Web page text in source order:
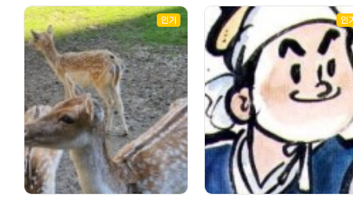
여권의 제시가 필요하며 일본 거주
민은 할인을 받으실 수 없습니다^^;;
1. 일본 쇼핑의 대명사 돈키호테 돈
키호테의 방일 관광객 대상 할인쿠
폰 「Yokoso! Card」가 「Discount
Coupon」로 리뉴얼 되었습니다. 【새
로운 쿠폰의 특징】 10,000엔(세금
별도) 이상 면세 구매 시 최대 면세
율 10%+5% OFF로 구입하실 수
있습니다! 할인금액의 상한 없음! 많
이 구입하실수록 할인율이 높아집니
다! 세금 불포함 10,000엔 이상 구
매 시 5% 할인 할인쿠폰 이용 방법
(모바일 전용) 【대상자】 세금 불포함
10,000엔 이상, 면세로 구매하시는
다. 목표는 주 3끼까지 무료. 왜 무료
냐면 — 새로 런칭하는 매장은
에 알려지는 게 가장 중요하고,
가 진짜 손님으로 그 시작을 돕
다. 당신은 식사, 저희는 피드백.
은 비용도, 결제도 없습니다. 아무 데
나 안 보냅니다. 위생·매장 정보
명하게 공개하고, 검증된 곳만
합니다. 참여 대상: 도쿄(및 인근) 거
주 누구나 (유학생·직장인·교민)
한식/일식 좋아하는 분 지금은 입장
만 하면 끝입니다. 들어와서 따
거 없고, 알림 꺼두셔도 됩니다.
중순부터 매칭이 시작되니 그때
편하게 계시면 됩니다. 진행: 1. 지금
인기 인